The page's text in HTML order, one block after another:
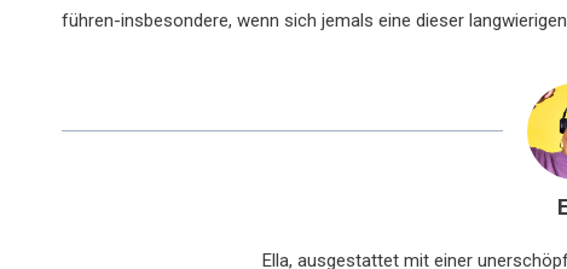
führen-insbesondere, wenn sich jemals eine dieser
Ella, ausgestattet mit einer